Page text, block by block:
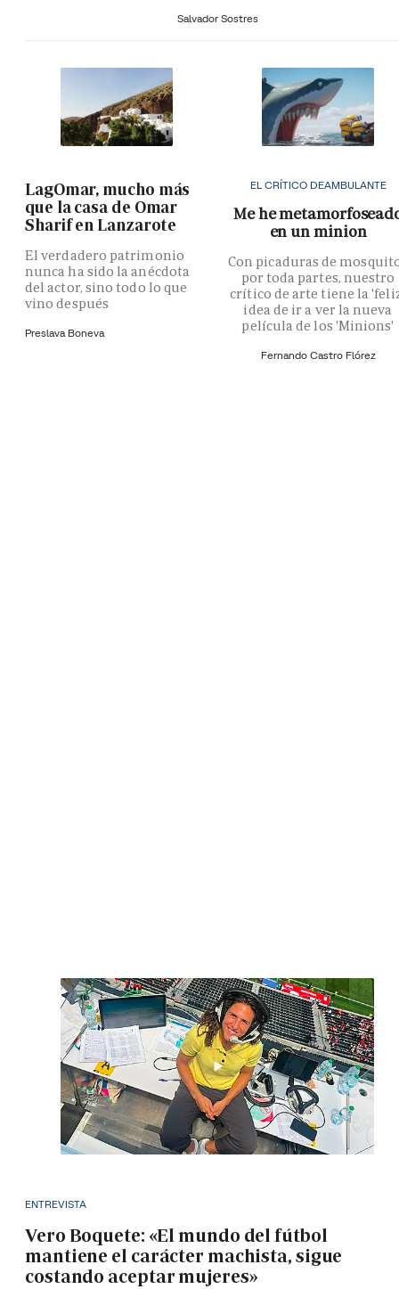
Salvador Sostres
LagOmar, mucho más
que la casa de Omar
Sharif en Lanzarote
El verdadero patrimonio
nunca ha sido la anécdota
del actor, sino todo lo que
vino después
Preslava Boneva
EL CRÍTICO DEAMBULANTE
Me he
en un minion
Con picaduras de
por toda partes, nuestro
crítico de arte tiene la
idea de ir a ver la nueva
película de los 'Minions'
Fernando Castro Flórez
ENTREVISTA
Vero Boquete: «El mundo del fútbol
mantiene el carácter machista, sigue
costando aceptar mujeres»